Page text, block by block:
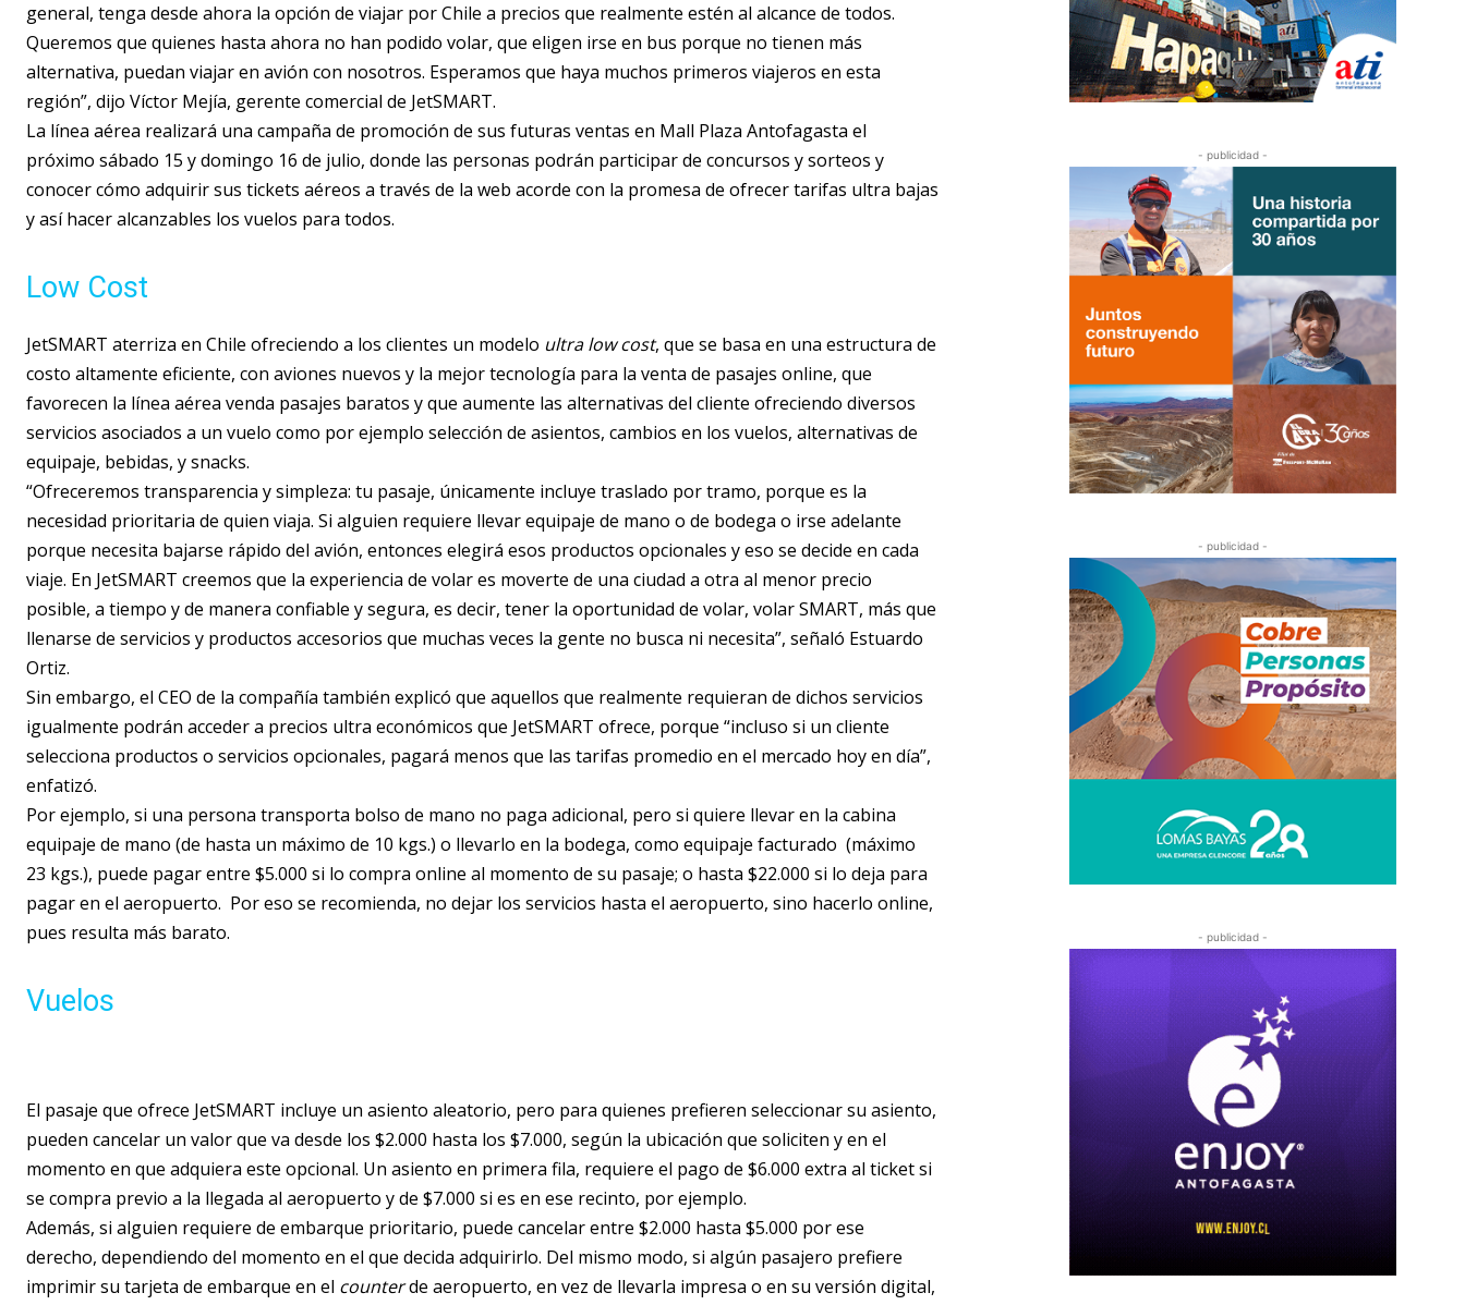
general, tenga desde ahora la opción de viajar por Chile a precios que realmente estén al alcance de todos.
Queremos que quienes hasta ahora no han podido volar, que eligen irse en bus porque no tienen más
alternativa, puedan viajar en avión con nosotros. Esperamos que haya muchos primeros viajeros en esta
región”, dijo Víctor Mejía, gerente comercial de JetSMART.
La línea aérea realizará una campaña de promoción de sus futuras ventas en Mall Plaza Antofagasta el
próximo sábado 15 y domingo 16 de julio, donde las personas podrán participar de concursos y sorteos y
conocer cómo adquirir sus tickets aéreos a través de la web acorde con la promesa de ofrecer tarifas ultra bajas
y así hacer alcanzables los vuelos para todos.
Low Cost
JetSMART aterriza en Chile ofreciendo a los clientes un modelo ultra low cost, que se basa en una estructura de
costo altamente eficiente, con aviones nuevos y la mejor tecnología para la venta de pasajes online, que
favorecen la línea aérea venda pasajes baratos y que aumente las alternativas del cliente ofreciendo diversos
servicios asociados a un vuelo como por ejemplo selección de asientos, cambios en los vuelos, alternativas de
equipaje, bebidas, y snacks.
“Ofreceremos transparencia y simpleza: tu pasaje, únicamente incluye traslado por tramo, porque es la
necesidad prioritaria de quien viaja. Si alguien requiere llevar equipaje de mano o de bodega o irse adelante
porque necesita bajarse rápido del avión, entonces elegirá esos productos opcionales y eso se decide en cada
viaje. En JetSMART creemos que la experiencia de volar es moverte de una ciudad a otra al menor precio
posible, a tiempo y de manera confiable y segura, es decir, tener la oportunidad de volar, volar SMART, más que
llenarse de servicios y productos accesorios que muchas veces la gente no busca ni necesita”, señaló Estuardo
Ortiz.
Sin embargo, el CEO de la compañía también explicó que aquellos que realmente requieran de dichos servicios
igualmente podrán acceder a precios ultra económicos que JetSMART ofrece, porque “incluso si un cliente
selecciona productos o servicios opcionales, pagará menos que las tarifas promedio en el mercado hoy en día”,
enfatizó.
Por ejemplo, si una persona transporta bolso de mano no paga adicional, pero si quiere llevar en la cabina
equipaje de mano (de hasta un máximo de 10 kgs.) o llevarlo en la bodega, como equipaje facturado (máximo
23 kgs.), puede pagar entre $5.000 si lo compra online al momento de su pasaje; o hasta $22.000 si lo deja para
pagar en el aeropuerto. Por eso se recomienda, no dejar los servicios hasta el aeropuerto, sino hacerlo online,
pues resulta más barato.
Vuelos
El pasaje que ofrece JetSMART incluye un asiento aleatorio, pero para quienes prefieren seleccionar su asiento,
pueden cancelar un valor que va desde los $2.000 hasta los $7.000, según la ubicación que soliciten y en el
momento en que adquiera este opcional. Un asiento en primera fila, requiere el pago de $6.000 extra al ticket si
se compra previo a la llegada al aeropuerto y de $7.000 si es en ese recinto, por ejemplo.
Además, si alguien requiere de embarque prioritario, puede cancelar entre $2.000 hasta $5.000 por ese
derecho, dependiendo del momento en el que decida adquirirlo. Del mismo modo, si algún pasajero prefiere
imprimir su tarjeta de embarque en el counterde aeropuerto, en vez de llevarla impresa o en su versión digital,
- publicidad -
- publicidad -
- publicidad -